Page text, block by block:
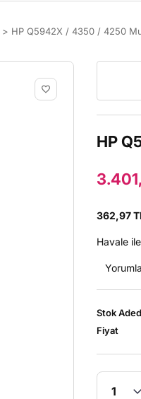
HP Q5942X / 4350 / 4250
HP
362,97
Havale
Stok
Fiyat